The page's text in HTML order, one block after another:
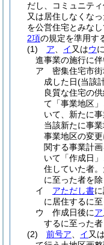
だし、コミュニテ
又は居住しなくな
を公営住宅とみなし
2項の規定を準用す
(1)
ア イ 又はウ
進事業の施行に
ア
密集住宅市
成した日(当該
良質な住宅の
て「事業地区
いて、新たに
当該新たに事
事業地区の変
関する事業計
いて「作成日
住していた者。
に至った者を除
イ
アただし書
に居住するに
ウ
作成日後にア
するに至った者
(2)
前号ア イ 又は